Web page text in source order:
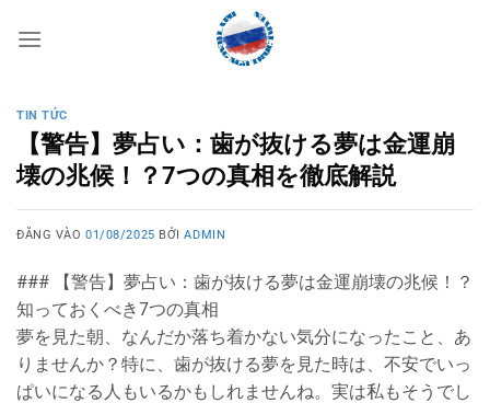
qua
TIN TỨC
【警告】夢占い：歯が抜ける夢は金運崩
壊の兆候！？7つの真相を徹底解説
ĐĂNG VÀO01/08/2025 BỞIADMIN
### 【警告】夢占い：歯が抜ける夢は金運崩壊の兆候！？
知っておくべき7つの真相
夢を見た朝、なんだか落ち着かない気分になったこと、あ
りませんか？特に、歯が抜ける夢を見た時は、不安でいっ
ぱいになる人もいるかもしれませんね。実は私もそうでし